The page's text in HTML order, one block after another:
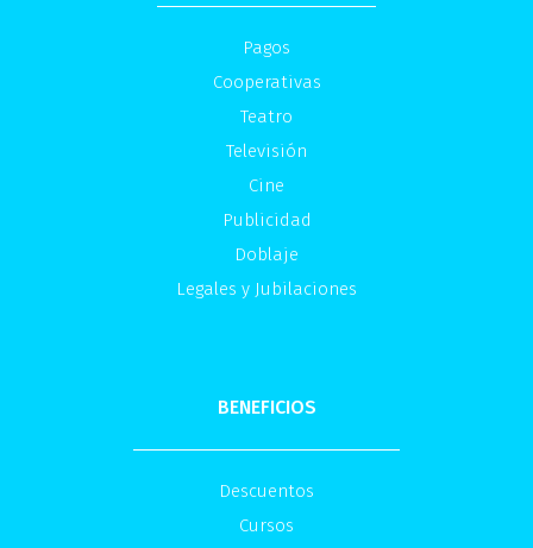
Pagos
Cooperativas
Teatro
Televisión
Cine
Publicidad
Doblaje
Legales y Jubilaciones
BENEFICIOS
Descuentos
Cursos